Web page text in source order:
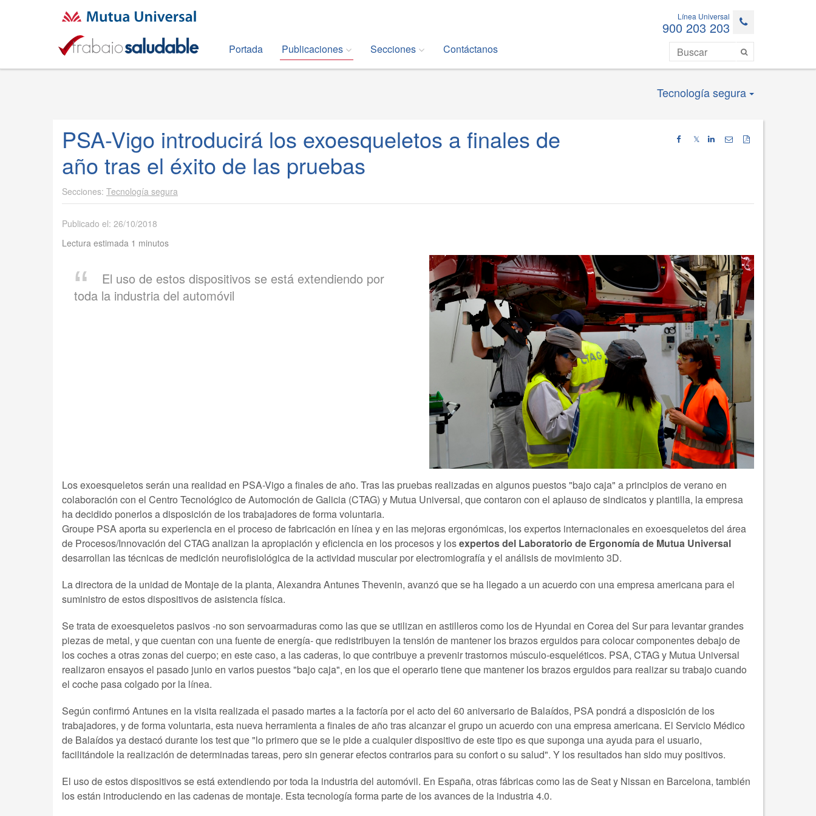
Línea Universal
900 203 203
Portada Publicaciones Secciones Contáctanos
Tecnología segura
𝕏
PSA-Vigo introducirá los exoesqueletos a finales de
año tras el éxito de las pruebas
Tecnología segura
Publicado el: 26/10/2018
Lectura estimada 1 minutos
El uso de estos dispositivos se está extendiendo por
toda la industria del automóvil
Los exoesqueletos serán una realidad en PSA-Vigo a finales de año. Tras las pruebas realizadas en algunos puestos "bajo caja" a principios de verano en
colaboración con el Centro Tecnológico de Automoción de Galicia (CTAG) y Mutua Universal, que contaron con el aplauso de sindicatos y plantilla, la empresa
ha decidido ponerlos a disposición de los trabajadores de forma voluntaria.
Groupe PSA aporta su experiencia en el proceso de fabricación en línea y en las mejoras ergonómicas, los expertos internacionales en exoesqueletos del área
de Procesos/Innovación del CTAG analizan la apropiación y eficiencia en los procesos y losexpertos del Laboratorio de Ergonomía de Mutua Universal
desarrollan las técnicas de medición neurofisiológica de la actividad muscular por electromiografía y el análisis de movimiento 3D.
La directora de la unidad de Montaje de la planta, Alexandra Antunes Thevenin, avanzó que se ha llegado a un acuerdo con una empresa americana para el
suministro de estos dispositivos de asistencia física.
Se trata de exoesqueletos pasivos -no son servoarmaduras como las que se utilizan en astilleros como los de Hyundai en Corea del Sur para levantar grandes
piezas de metal, y que cuentan con una fuente de energía- que redistribuyen la tensión de mantener los brazos erguidos para colocar componentes debajo de
los coches a otras zonas del cuerpo; en este caso, a las caderas, lo que contribuye a prevenir trastornos músculo-esqueléticos. PSA, CTAG y Mutua Universal
realizaron ensayos el pasado junio en varios puestos "bajo caja", en los que el operario tiene que mantener los brazos erguidos para realizar su trabajo cuando
el coche pasa colgado por la línea.
Según confirmó Antunes en la visita realizada el pasado martes a la factoría por el acto del 60 aniversario de Balaídos, PSA pondrá a disposición de los
trabajadores, y de forma voluntaria, esta nueva herramienta a finales de año tras alcanzar el grupo un acuerdo con una empresa americana. El Servicio Médico
de Balaídos ya destacó durante los test que "lo primero que se le pide a cualquier dispositivo de este tipo es que suponga una ayuda para el usuario,
facilitándole la realización de determinadas tareas, pero sin generar efectos contrarios para su confort o su salud". Y los resultados han sido muy positivos.
El uso de estos dispositivos se está extendiendo por toda la industria del automóvil. En España, otras fábricas como las de Seat y Nissan en Barcelona, también
los están introduciendo en las cadenas de montaje. Esta tecnología forma parte de los avances de la industria 4.0.